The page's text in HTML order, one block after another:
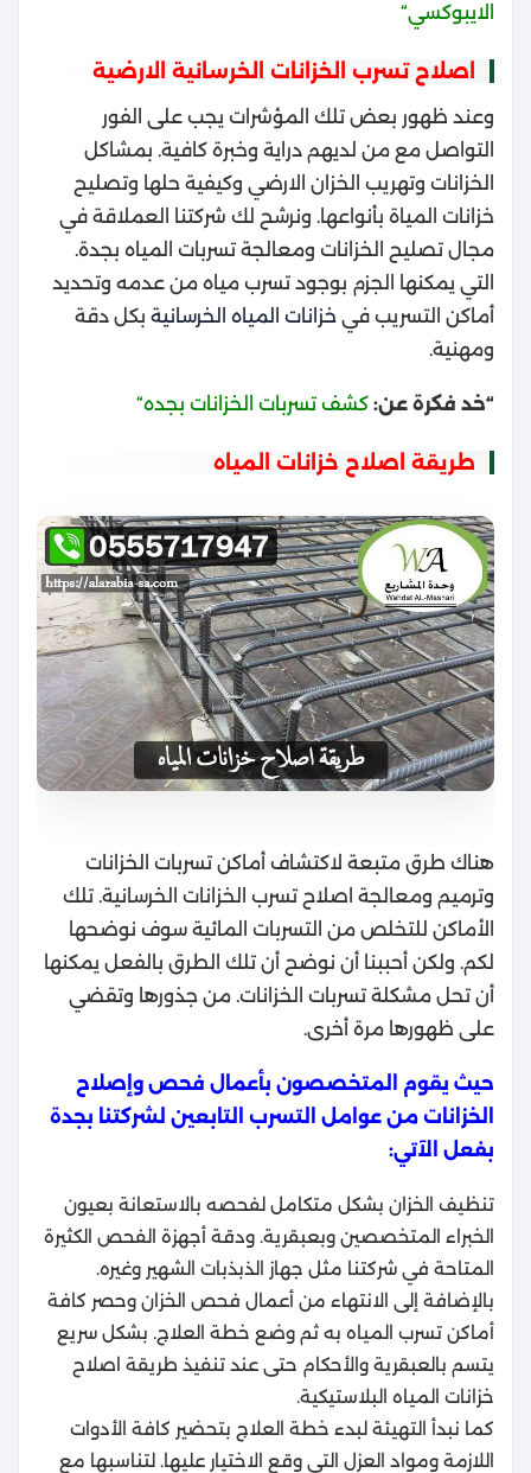
الايبوكسي“
اصلاح تسرب الخزانات الخرسانية الارضية
وعند ظهور بعض تلك المؤشرات يجب على الفور
التواصل مع من لديهم دراية وخبرة كافية. بمشاكل
الخزانات وتهريب الخزان الارضي وكيفية حلها وتصليح
خزانات المياة بأنواعها. ونرشح لك شركتنا العملاقة في
مجال تصليح الخزانات ومعالجة تسربات المياه بجدة.
التي يمكنها الجزم بوجود تسرب مياه من عدمه وتحديد
أماكن التسريب في خزانات المياه الخرسانية بكل دقة
ومهنية.
“خد فكرة عن: كشف تسربات الخزانات بجده“
طريقة اصلاح خزانات المياه
هناك طرق متبعة لاكتشاف أماكن تسربات الخزانات
وترميم ومعالجة اصلاح تسرب الخزانات الخرسانية. تلك
الأماكن للتخلص من التسربات المائية سوف نوضحها
لكم. ولكن أحببنا أن نوضح أن تلك الطرق بالفعل يمكنها
أن تحل مشكلة تسربات الخزانات. من جذورها وتقضي
على ظهورها مرة أخرى.
حيث يقوم المتخصصون بأعمال فحص وإصلاح
الخزانات من عوامل التسرب التابعين لشركتنا بجدة
بفعل الآتي:
تنظيف الخزان بشكل متكامل لفحصه بالاستعانة بعيون
الخبراء المتخصصين وبعبقرية. ودقة أجهزة الفحص الكثيرة
المتاحة في شركتنا مثل جهاز الذبذبات الشهير وغيره.
بالإضافة إلى الانتهاء من أعمال فحص الخزان وحصر كافة
أماكن تسرب المياه به ثم وضع خطة العلاج. بشكل سريع
يتسم بالعبقرية والأحكام حتى عند تنفيذ طريقة اصلاح
خزانات المياه البلاستيكية.
كما نبدأ التهيئة لبدء خطة العلاج بتحضير كافة الأدوات
اللازمة ومواد العزل التي وقع الاختيار عليها. لتناسبها مع